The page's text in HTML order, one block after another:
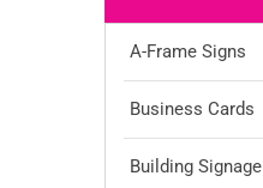
A-Frame Signs
Business Cards
Building Signage